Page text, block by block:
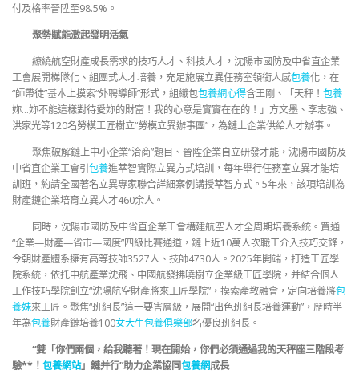
付及格率晉陞至98.5%。
聚勢賦能激起發明活氣
繚繞航空財產成長需求的技巧人才、科技人才，沈陽市國防及中省直企業
工會展開梯隊化、組團式人才培養，充足施展立異任務室領銜人感包養化，在
“師帶徒”基本上摸索“外聘導師”形式，組織包包養網心得含王剛、「天秤！ 包養
妳…妳不能這樣對待愛妳的財富！我的心意是實實在在的！」方文墨、李志強、
洪家光等120名勞模工匠樹立“勞模立異辦事團”，為鏈上企業供給人才辦事。
聚焦破解鏈上中小企業“洽商”題目、晉陞企業自立研發才能，沈陽市國防及
中省直企業工會引包養進萃智實際立異方式培訓，每年舉行任務室立異才能培
訓班，約請全國著名立異專家聯合詳細案例講授萃智方式。5年來，該項培訓為
財產鏈企業培育立異人才460余人。
同時，沈陽市國防及中省直企業工會構建航空人才全周期培養系統。買通
“企業—財產—省市—國度”四級比賽通道，鏈上近10萬人次職工介入技巧交鋒，
今朝財產體系擁有高等技師3527人、技師4730人。2025年開端，打造工匠學
院系統，依托中航產業沈飛、中國航發拂曉樹立企業級工匠學院，并結合個人
工作技巧學院創立“沈陽航空財產將來工匠學院”，摸索產教融會，定向培養將包
養妹來工匠。聚焦“班組長”這一要害層級，展開“出色班組長培養運動”，歷時半
年為包養財產鏈培養100女大生包養俱樂部名優良班組長。
“雙「你們兩個，給我聽著！現在開始，你們必須通過我的天秤座三階段考
驗**！ 包養網站」鏈并行”助力企業協同包養網成長